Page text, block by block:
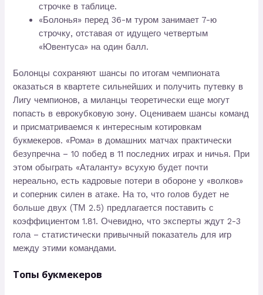
строчке в таблице.
«Болонья» перед 36-м туром занимает 7-ю
строчку, отставая от идущего четвертым
«Ювентуса» на один балл.
Болонцы сохраняют шансы по итогам чемпионата
оказаться в квартете сильнейших и получить путевку в
Лигу чемпионов, а миланцы теоретически еще могут
попасть в еврокубковую зону. Оцениваем шансы команд
и присматриваемся к интересным котировкам
букмекеров. «Рома» в домашних матчах практически
безупречна – 10 побед в 11 последних играх и ничья. При
этом обыграть «Аталанту» всухую будет почти
нереально, есть кадровые потери в обороне у «волков»
и соперник силен в атаке. На то, что голов будет не
больше двух (ТМ 2.5) предлагается поставить с
коэффициентом 1.81. Очевидно, что эксперты ждут 2-3
гола – статистически привычный показатель для игр
между этими командами.
Топы букмекеров